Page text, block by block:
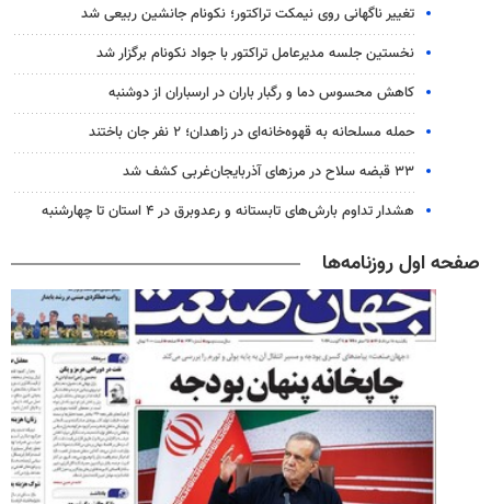
تغییر ناگهانی روی نیمکت تراکتور؛ نکونام جانشین ربیعی شد
نخستین جلسه مدیرعامل تراکتور با جواد نکونام برگزار شد
کاهش محسوس دما و رگبار باران در ارسباران از دوشنبه
حمله مسلحانه به قهوه‌خانه‌ای در زاهدان؛ ۲ نفر جان باختند
۳۳ قبضه سلاح در مرزهای آذربایجان‌غربی کشف شد
هشدار تداوم بارش‌های تابستانه و رعدوبرق در ۴ استان تا چهارشنبه
صفحه اول روزنامه‌ها